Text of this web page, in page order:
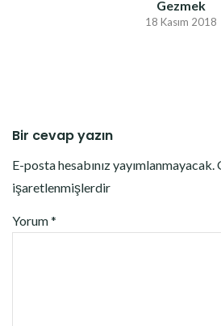
Gezmek
18 Kasım 2018
Bir cevap yazın
E-posta hesabınız yayımlanmayacak.
işaretlenmişlerdir
Yorum*